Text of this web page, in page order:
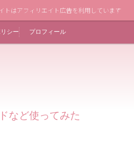
トはアフィリエイト広告を利用しています
シー プロフィール
など使ってみた